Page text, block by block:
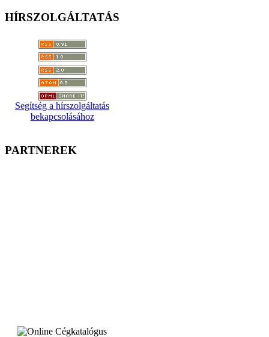
HÍRSZOLGÁLTATÁS
Segítség a hírszolgáltatás
bekapcsolásához
PARTNEREK